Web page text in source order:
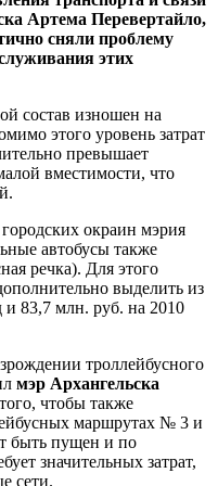
Артема Перевертайло,
сняли проблему
этих
состав изношен на
этого уровень затрат
превышает
вместимости, что
окраин мэрия
автобусы также
речка). Для этого
выделить из
83,7 млн. руб. на 2010
троллейбусного
мэр Архангельска
чтобы также
маршрутах № 3 и
быть пущен и по
значительных затрат,
сети.